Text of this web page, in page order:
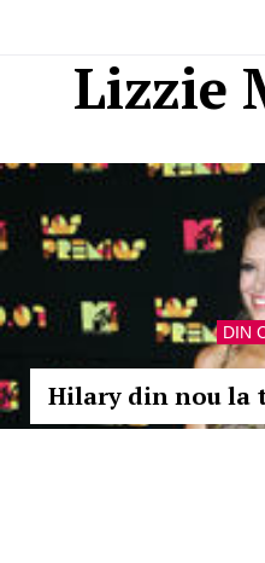
Lizzie
DIN
Hilary din nou la